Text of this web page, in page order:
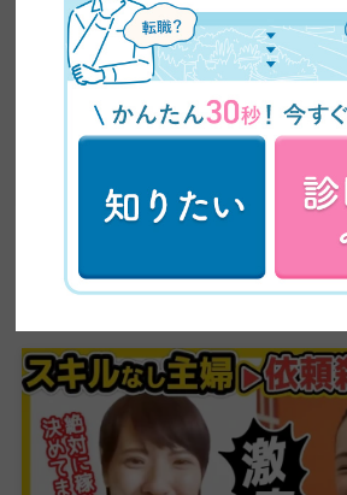
【全ママ必見】2児のシンママが脱
イナーに大転身した方法公開！